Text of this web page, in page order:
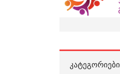
ᲙᲐᲢᲔᲒᲝᲠᲘᲔᲑᲘ